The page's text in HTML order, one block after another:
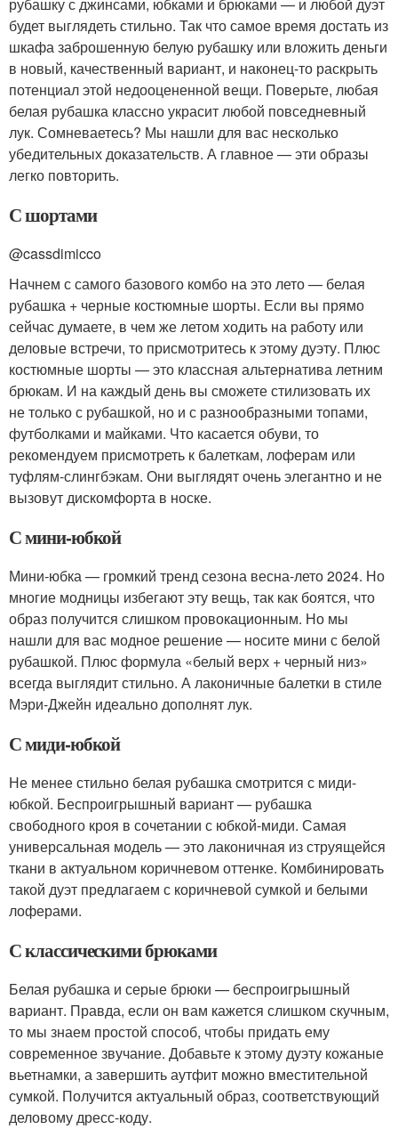
рубашку с джинсами, юбками и брюками — и любой дуэт
будет выглядеть стильно. Так что самое время достать из
шкафа заброшенную белую рубашку или вложить деньги
в новый, качественный вариант, и наконец-то раскрыть
потенциал этой недооцененной вещи. Поверьте, любая
белая рубашка классно украсит любой повседневный
лук. Сомневаетесь? Мы нашли для вас несколько
убедительных доказательств. А главное — эти образы
легко повторить.
С шортами
@cassdimicco
Начнем с самого базового комбо на это лето — белая
рубашка + черные костюмные шорты. Если вы прямо
сейчас думаете, в чем же летом ходить на работу или
деловые встречи, то присмотритесь к этому дуэту. Плюс
костюмные шорты — это классная альтернатива летним
брюкам. И на каждый день вы сможете стилизовать их
не только с рубашкой, но и с разнообразными топами,
футболками и майками. Что касается обуви, то
рекомендуем присмотреть к балеткам, лоферам или
туфлям-слингбэкам. Они выглядят очень элегантно и не
вызовут дискомфорта в носке.
С мини-юбкой
Мини-юбка — громкий тренд сезона весна-лето 2024. Но
многие модницы избегают эту вещь, так как боятся, что
образ получится слишком провокационным. Но мы
нашли для вас модное решение — носите мини с белой
рубашкой. Плюс формула «белый верх + черный низ»
всегда выглядит стильно. А лаконичные балетки в стиле
Мэри-Джейн идеально дополнят лук.
С миди-юбкой
Не менее стильно белая рубашка смотрится с миди-
юбкой. Беспроигрышный вариант — рубашка
свободного кроя в сочетании с юбкой-миди. Самая
универсальная модель — это лаконичная из струящейся
ткани в актуальном коричневом оттенке. Комбинировать
такой дуэт предлагаем с коричневой сумкой и белыми
лоферами.
С классическими брюками
Белая рубашка и серые брюки — беспроигрышный
вариант. Правда, если он вам кажется слишком скучным,
то мы знаем простой способ, чтобы придать ему
современное звучание. Добавьте к этому дуэту кожаные
вьетнамки, а завершить аутфит можно вместительной
сумкой. Получится актуальный образ, соответствующий
деловому дресс-коду.